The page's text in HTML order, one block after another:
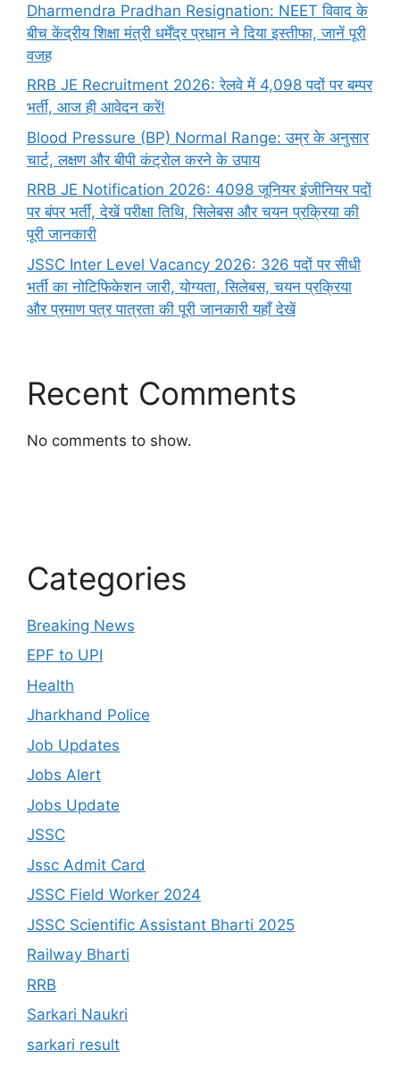
Dharmendra Pradhan Resignation: NEET विवाद के
बीच केंद्रीय शिक्षा मंत्री धर्मेंद्र प्रधान ने दिया इस्तीफा, जानें पूरी
वजह
RRB JE Recruitment 2026: रेलवे में 4,098 पदों पर बम्पर
भर्ती, आज ही आवेदन करें!
Blood Pressure (BP) Normal Range: उम्र के अनुसार
चार्ट, लक्षण और बीपी कंट्रोल करने के उपाय
RRB JE Notification 2026: 4098 जूनियर इंजीनियर पदों
पर बंपर भर्ती, देखें परीक्षा तिथि, सिलेबस और चयन प्रक्रिया की
पूरी जानकारी
JSSC Inter Level Vacancy 2026: 326 पदों पर सीधी
भर्ती का नोटिफिकेशन जारी, योग्यता, सिलेबस, चयन प्रक्रिया
और प्रमाण पत्र पात्रता की पूरी जानकारी यहाँ देखें
Recent Comments
No comments to show.
Categories
Breaking News
EPF to UPI
Health
Jharkhand Police
Job Updates
Jobs Alert
Jobs Update
JSSC
Jssc Admit Card
JSSC Field Worker 2024
JSSC Scientific Assistant Bharti 2025
Railway Bharti
RRB
Sarkari Naukri
sarkari result